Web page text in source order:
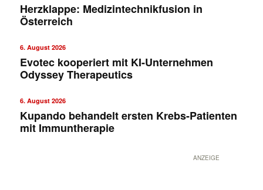
Herzklappe: Medizintechnikfusion in
Österreich
6. August 2026
Evotec kooperiert mit KI-Unternehmen
Odyssey Therapeutics
6. August 2026
Kupando behandelt ersten Krebs-Patienten
mit Immuntherapie
ANZEIGE